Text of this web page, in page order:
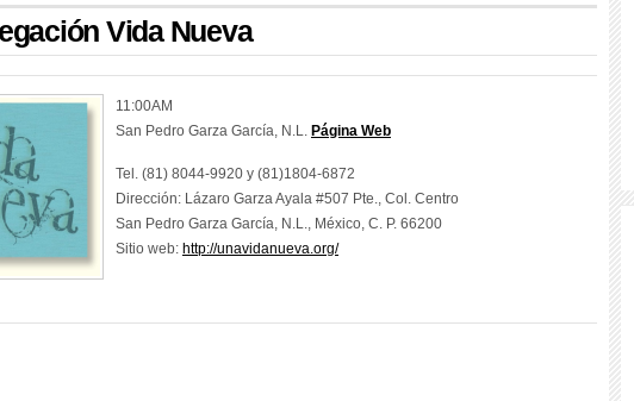
Vida Nueva
11:00AM
San Pedro Garza García, N.L. Página Web
Tel. (81) 8044-9920 y (81)1804-6872
Dirección: Lázaro Garza Ayala #507 Pte., Col. Centro
San Pedro Garza García, N.L., México, C. P. 66200
Sitio web: http://unavidanueva.org/